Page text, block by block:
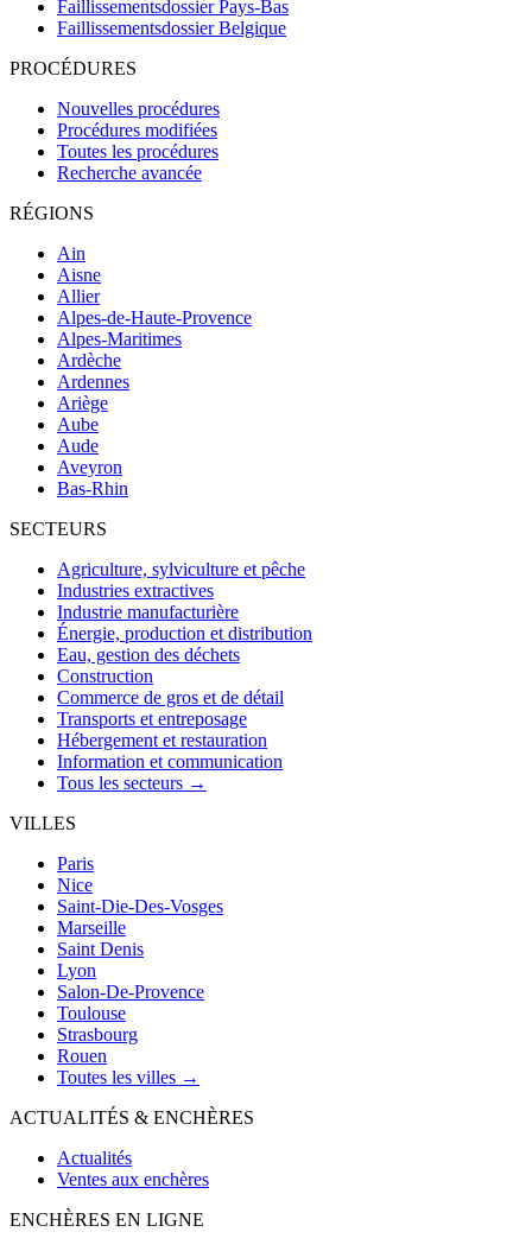
Faillissementsdossier Pays-Bas
Faillissementsdossier Belgique
PROCÉDURES
Nouvelles procédures
Procédures modifiées
Toutes les procédures
Recherche avancée
RÉGIONS
Ain
Aisne
Allier
Alpes-de-Haute-Provence
Alpes-Maritimes
Ardèche
Ardennes
Ariège
Aube
Aude
Aveyron
Bas-Rhin
SECTEURS
Agriculture, sylviculture et pêche
Industries extractives
Industrie manufacturière
Énergie, production et distribution
Eau, gestion des déchets
Construction
Commerce de gros et de détail
Transports et entreposage
Hébergement et restauration
Information et communication
Tous les secteurs →
VILLES
Paris
Nice
Saint-Die-Des-Vosges
Marseille
Saint Denis
Lyon
Salon-De-Provence
Toulouse
Strasbourg
Rouen
Toutes les villes →
ACTUALITÉS & ENCHÈRES
Actualités
Ventes aux enchères
ENCHÈRES EN LIGNE